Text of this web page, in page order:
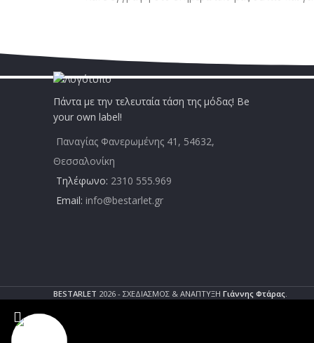
Πάντα με την τελευταία τάση της μόδας! Be
your own label!
Παναγίας Φανερωμένης 41, 54632,
Θεσσαλονίκη
Τηλέφωνο: 2310 555.969
Email: info@bestarlet.gr
BESTARLET 2026 - ΣΧΕΔΙΑΣΜΟΣ & ΑΝΑΠΤΥΞΗ Γιάννης Φτάρας